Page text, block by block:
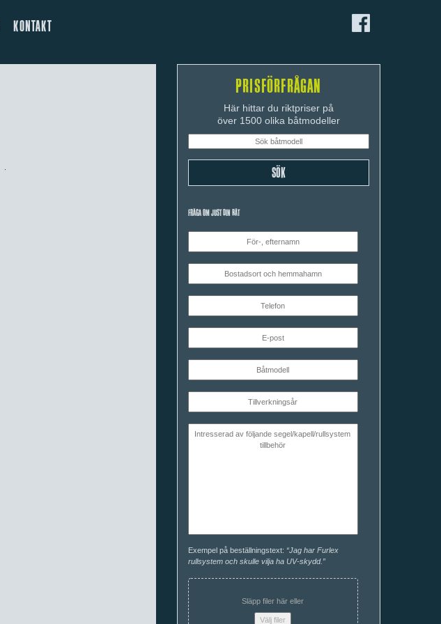
KONTAKT
PRISFÖRFRÅGAN
Här hittar du riktpriser på
över 1500 olika båtmodeller
FRÅGA OM JUST DIN BÅT
Exempel på beställningstext: “Jag har Furlex
rullsystem och skulle vilja ha UV-skydd.”
Släpp filer här eller
Välj filer